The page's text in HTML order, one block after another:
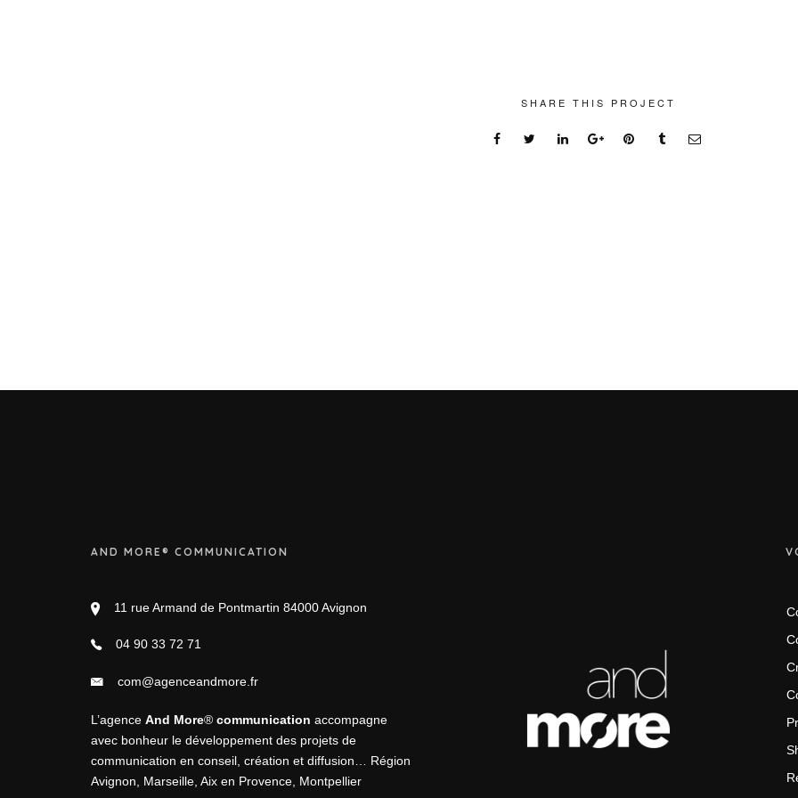
SHARE THIS PROJECT
AND MORE® COMMUNICATION
11 rue Armand de Pontmartin 84000 Avignon
04 90 33 72 71
com@agenceandmore.fr
L’agence And More® communication accompagne
avec bonheur le développement des projets de
communication en conseil création et diffusion … Région
Avignon, Marseille, Aix en Provence, Montpellier